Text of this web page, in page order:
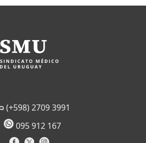
(+598) 2709 3991
095 912 167